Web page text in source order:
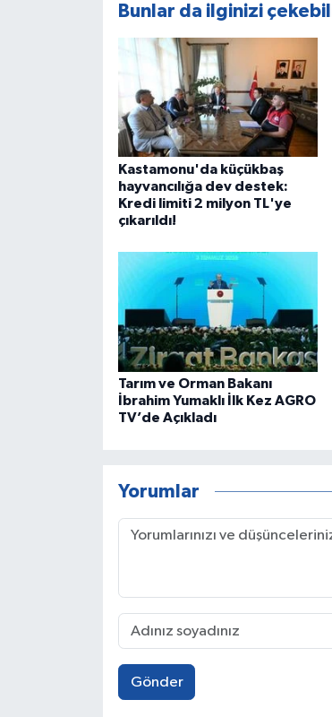
Bunlar da ilginizi
Kastamonu'da küçükbaş
hayvancılığa dev destek:
Kredi limiti 2 milyon TL'ye
çıkarıldı!
Tarım ve Orman Bakanı
İbrahim Yumaklı İlk Kez AGRO
TV’de Açıkladı
Yorumlar
Gönder